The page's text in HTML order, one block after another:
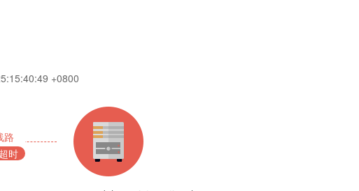
+0800
路
时